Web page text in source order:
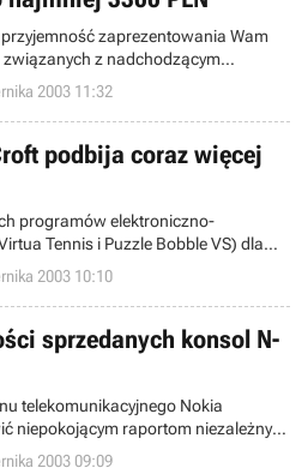
itp.
zaprezentowania Wam
z nadchodzącym
i zapis DVD etc.) systemem
nazwie PSX. Natomiast dziś
informacje, traktujące o cenie
marki Sony.
2003 11:32
podbija coraz więcej
programów elektroniczno-
Tennis i Puzzle Bobble VS) dla
najwyższym stopniem
dystrybucji cieszyła się pozycja
przenośna wersja perypetii
nieporównywalnie większe rynkowe
2003 10:10
sprzedanych konsol N-
telekomunikacyjnego Nokia
niepokojącym raportom niezależnych
dotyczących ilości sprzedanych
2003 09:09